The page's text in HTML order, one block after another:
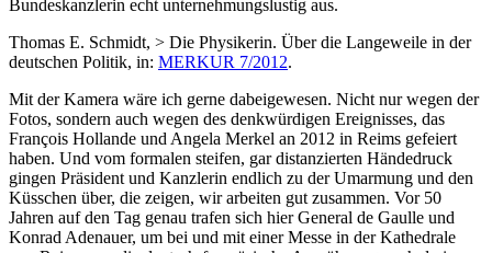
Bundeskanzlerin echt unternehmungslustig aus.
Thomas E. Schmidt, > Die Physikerin. Über die Langeweile in der
deutschen Politik, in: MERKUR 7/2012.
Mit der Kamera wäre ich gerne dabeigewesen. Nicht nur wegen der
Fotos, sondern auch wegen des denkwürdigen Ereignisses, das
François Hollande und Angela Merkel an 2012 in Reims gefeiert
haben. Und vom formalen steifen, gar distanzierten Händedruck
gingen Präsident und Kanzlerin endlich zu der Umarmung und den
Küsschen über, die zeigen, wir arbeiten gut zusammen. Vor 50
Jahren auf den Tag genau trafen sich hier General de Gaulle und
Konrad Adenauer, um bei und mit einer Messe in der Kathedrale